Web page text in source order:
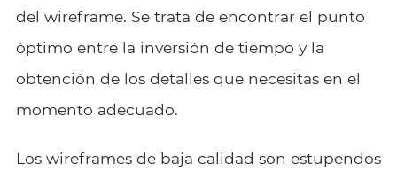
del wireframe. Se trata de encontrar el punto
óptimo entre la inversión de tiempo y la
obtención de los detalles que necesitas en el
momento adecuado.
Los wireframes de baja calidad son estupendos